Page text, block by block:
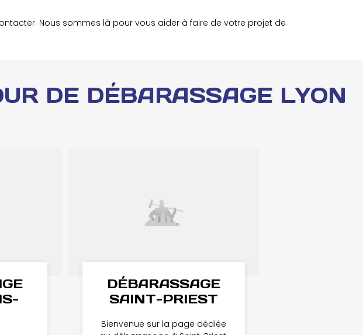
Nous sommes là pour vous aider à faire de votre projet de
DE DÉBARASSAGE LYON
DÉBARASSAGE
SAINT-PRIEST
Bienvenue sur la page dédiée